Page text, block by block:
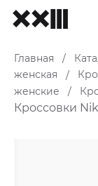
Главная /
женская
/
женские
/
Кроссовки